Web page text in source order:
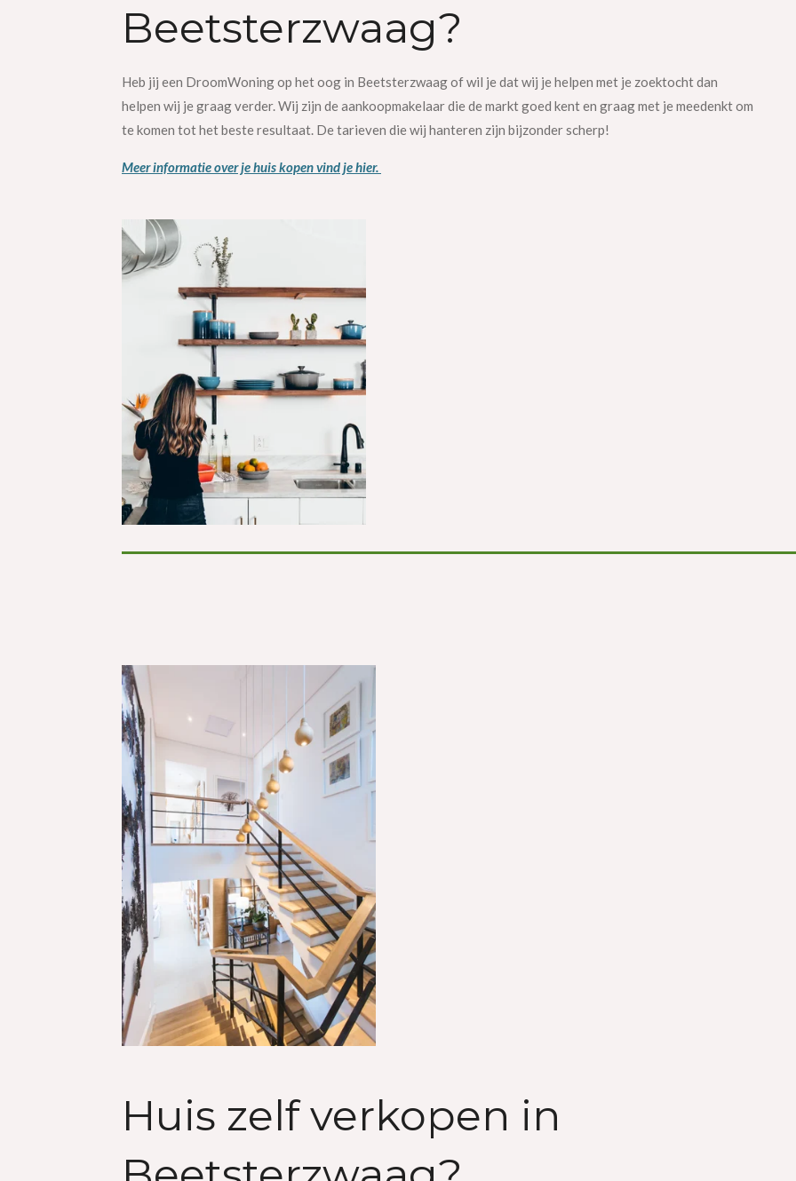
Beetsterzwaag?
Heb jij een DroomWoning op het oog in Beetsterzwaag of wil je dat wij je helpen met je zoektocht dan
helpen wij je graag verder. Wij zijn de aankoopmakelaar die de markt goed kent en graag met je meedenkt om
te komen tot het beste resultaat. De tarieven die wij hanteren zijn bijzonder scherp!
Meer informatie over je huis kopen vind je hier.
Huis zelf verkopen in